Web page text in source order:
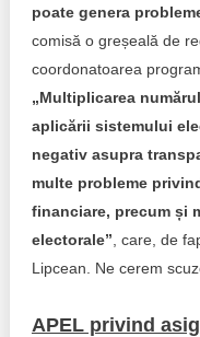
Rapoarte
Inițiative în derulare
Inițiative desfășurate
Note & poziții​
Politici regionale
Bunele practici
Laborator sociometric
Transparența
People Watch
poate genera
comisă o greșeală de
coordonatoarea
„Multiplicarea
aplicării sistemului
negativ asupra
multe probleme
financiare, precum și
electorale” , care, de
Lipcean. Ne cerem
APEL privind